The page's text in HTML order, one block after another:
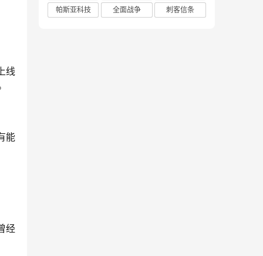
线
能
经
帕斯亚科技
全面战争 刺客信条